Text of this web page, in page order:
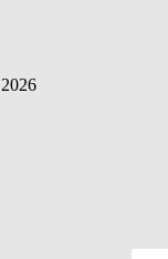
2026